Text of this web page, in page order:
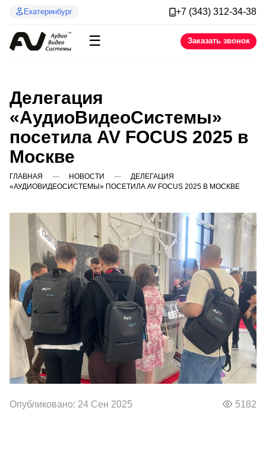
Екатеринбург +7 (343) 312-34-38
☰ Заказать звонок
Делегация
«АудиоВидеоСистемы»
посетила AV FOCUS 2025 в
Москве
ГЛАВНАЯ НОВОСТИ
ДЕЛЕГАЦИЯ
«АУДИОВИДЕОСИСТЕМЫ» ПОСЕТИЛА AV FOCUS 2025 В МОСКВЕ
Опубликовано: 24 Сен 2025 5182